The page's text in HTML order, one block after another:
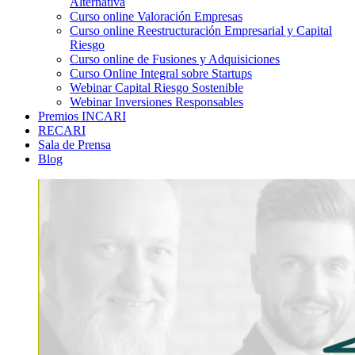
Curso online Valoración Empresas
Curso online Reestructuración Empresarial y Capital
Riesgo
Curso online de Fusiones y Adquisiciones
Curso Online Integral sobre Startups
Webinar Capital Riesgo Sostenible
Webinar Inversiones Responsables
Premios INCARI
RECARI
Sala de Prensa
Blog